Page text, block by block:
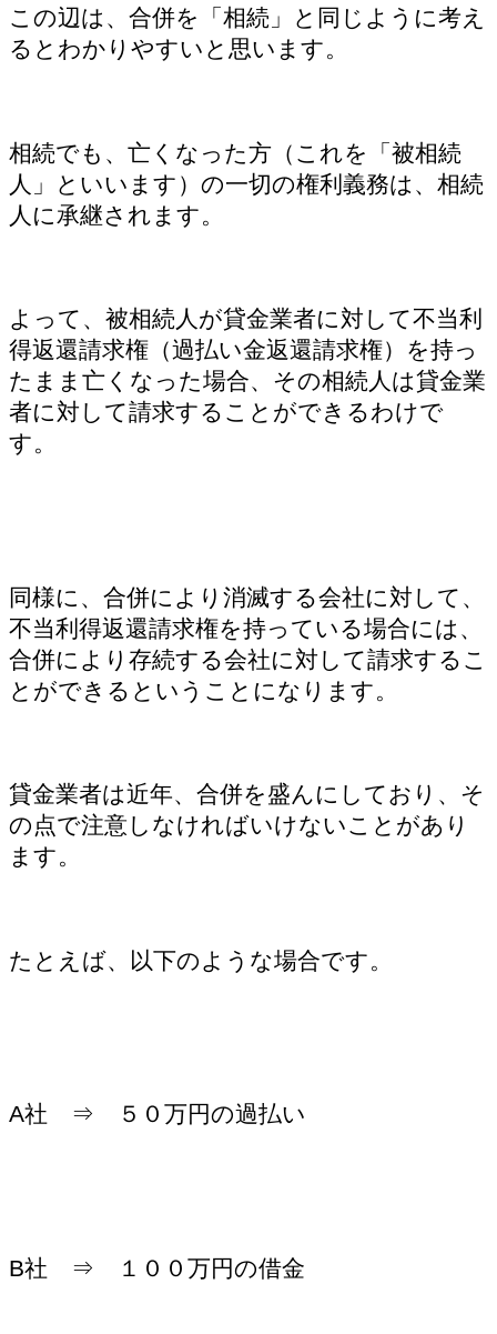
この辺は、合併を「相続」と同じように考え
るとわかりやすいと思います。
相続でも、亡くなった方（これを「被相続
人」といいます）の一切の権利義務は、相続
人に承継されます。
よって、被相続人が貸金業者に対して不当利
得返還請求権（過払い金返還請求権）を持っ
たまま亡くなった場合、その相続人は貸金業
者に対して請求することができるわけで
す。
同様に、合併により消滅する会社に対して、
不当利得返還請求権を持っている場合には、
合併により存続する会社に対して請求するこ
とができるということになります。
貸金業者は近年、合併を盛んにしており、そ
の点で注意しなければいけないことがあり
ます。
たとえば、以下のような場合です。
A社 ⇒ ５０万円の過払い
B社 ⇒ １００万円の借金